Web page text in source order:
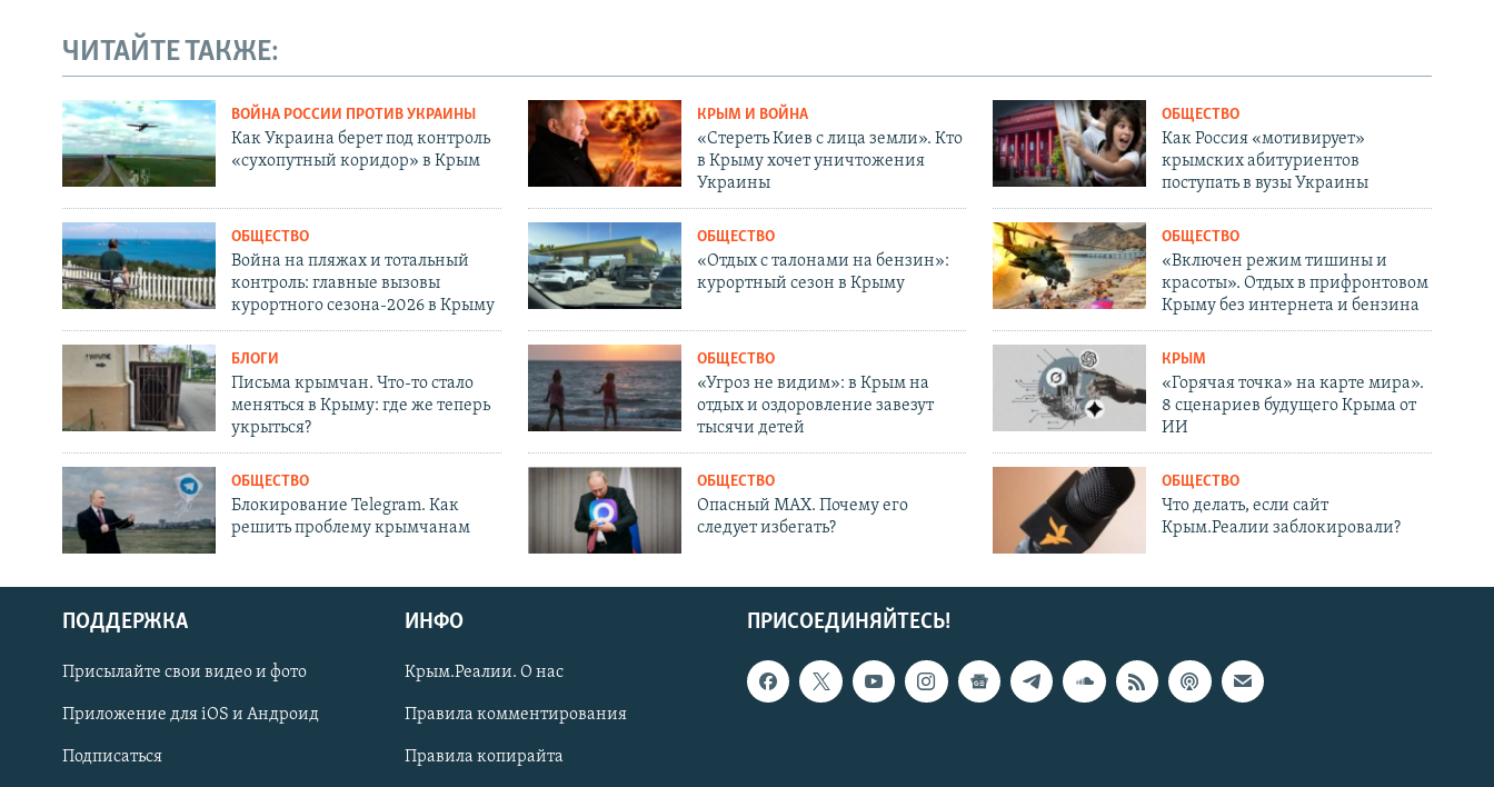
Українською
Qırımtatar
ПРИСОЕДИНЯЙТЕСЬ!
ЧИТАЙТЕ ТАКЖЕ:
ВОЙНА РОССИИ ПРОТИВ УКРАИНЫ
Как Украина берет под контроль
«сухопутный коридор» в Крым
КРЫМ И ВОЙНА
«Стереть Киев с лица земли». Кто
в Крыму хочет уничтожения
Украины
ОБЩЕСТВО
Как Россия «мотивирует»
крымских абитуриентов
поступать в вузы Украины
ОБЩЕСТВО
Война на пляжах и тотальный
контроль: главные вызовы
курортного сезона-2026 в Крыму
ОБЩЕСТВО
«Отдых с талонами на бензин»:
курортный сезон в Крыму
ОБЩЕСТВО
«Включен режим тишины и
красоты». Отдых в прифронтовом
Крыму без интернета и бензина
БЛОГИ
Письма крымчан. Что-то стало
меняться в Крыму: где же теперь
укрыться?
ОБЩЕСТВО
«Угроз не видим»: в Крым на
отдых и оздоровление завезут
тысячи детей
КРЫМ
«Горячая точка» на карте мира».
8 сценариев будущего Крыма от
ИИ
ОБЩЕСТВО
Блокирование Telegram. Как
решить проблему крымчанам
ОБЩЕСТВО
Опасный MAX. Почему его
следует избегать?
ОБЩЕСТВО
Что делать, если сайт
Крым.Реалии заблокировали?
ПРИСОЕДИНЯЙТЕСЬ!
ПОДДЕРЖКА
Присылайте свои видео и фото
Приложение для iOS и Андроид
Подписаться
ИНФО
Крым.Реалии. О нас
Правила комментирования
Правила копирайта